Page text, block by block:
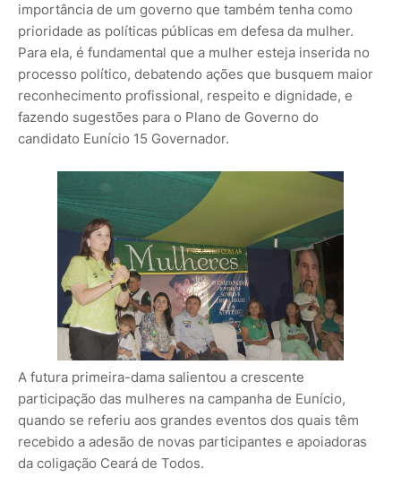
importância de um governo que também tenha como
prioridade as políticas públicas em defesa da mulher.
Para ela, é fundamental que a mulher esteja inserida no
processo político, debatendo ações que busquem maior
reconhecimento profissional, respeito e dignidade, e
fazendo sugestões para o Plano de Governo do
candidato Eunício 15 Governador.
A futura primeira-dama salientou a crescente
participação das mulheres na campanha de Eunício,
quando se referiu aos grandes eventos dos quais têm
recebido a adesão de novas participantes e apoiadoras
da coligação Ceará de Todos.